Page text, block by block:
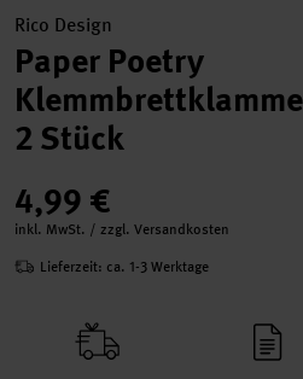
Rico Design
Paper Poetry
2 Stück
4,99 €
inkl. MwSt. / zzgl. Versandkosten
Lieferzeit: ca. 1-3 Werktage